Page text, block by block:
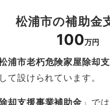
松浦市の補助金
100万円
浦市老朽危険家屋除却
て設けられています。
却支援事業補助金 」で